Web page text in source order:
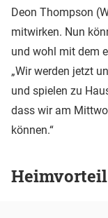
Deon Thompson
mitwirken. Nun
und wohl mit dem
„Wir werden jetzt
und spielen zu
dass wir am
können.“
Heimvorteil